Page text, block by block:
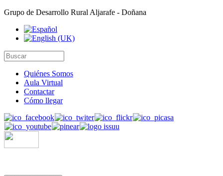
Grupo de Desarrollo Rural Aljarafe - Doñana
Quiénes Somos
Aula Virtual
Contactar
Cómo llegar